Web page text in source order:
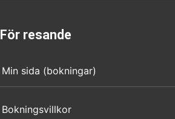
För resande
Min sida (bokningar)
Bokningsvillkor